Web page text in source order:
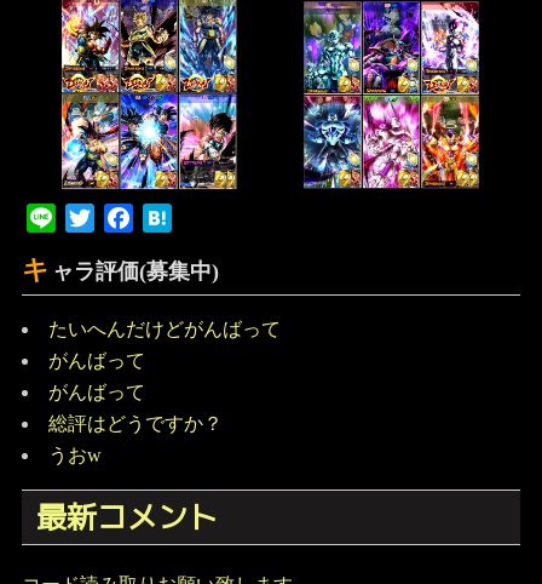
Line Twitter Facebook
キ ャラ評価(募集中)
たいへんだけどがんばって
がんばって
がんばって
総評はどうですか？
うおw
最新コメント